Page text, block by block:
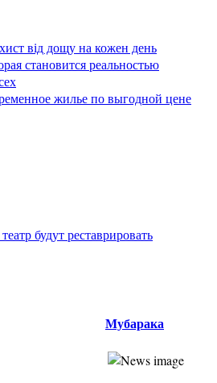
від дощу на кожен день
становится реальностью
жилье по выгодной цене
будут реставрировать
Мубарака